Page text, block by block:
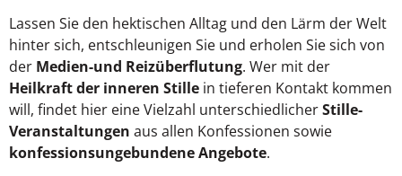
Lassen Sie den hektischen Alltag und den Lärm der Welt
hinter sich, entschleunigen Sie und erholen Sie sich von
der Medien-und Reizüberflutung. Wer mit der
Heilkraft der inneren Stille in tieferen Kontakt kommen
will, findet hier eine Vielzahl unterschiedlicherStille-
Veranstaltungen aus allen Konfessionen sowie
konfessionsungebundene Angebote.